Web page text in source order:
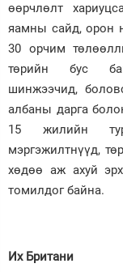
өөрчлөлт
яамны сайд, орон
30 орчим
төрийн бус
шинжээчид,
албаны дарга
15 жилийн
мэргэжилтнүүд,
хөдөө аж ахуй
томилдог байна.
Их Британи